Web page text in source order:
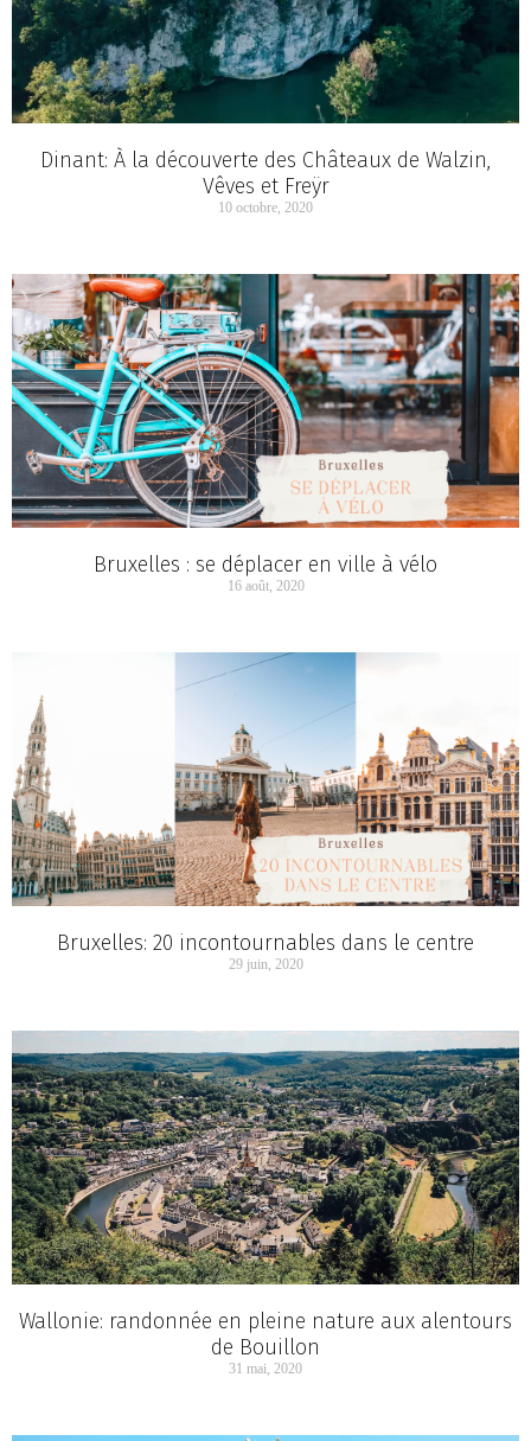
Dinant: À la découverte des Châteaux de Walzin,
Vêves et Freÿr
10 octobre, 2020
Bruxelles : se déplacer en ville à vélo
16 août, 2020
Bruxelles: 20 incontournables dans le centre
29 juin, 2020
Wallonie: randonnée en pleine nature aux alentours
de Bouillon
31 mai, 2020